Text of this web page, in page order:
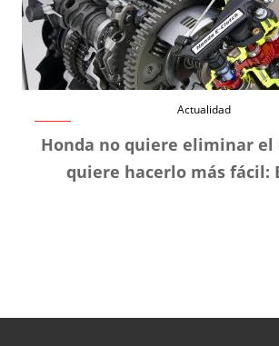
Actualidad
Honda no quiere eliminar el
quiere hacerlo más fácil: